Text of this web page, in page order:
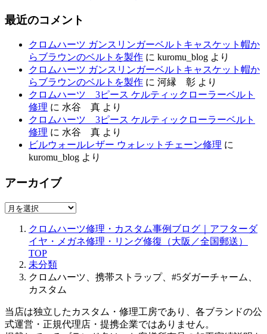
最近のコメント
クロムハーツ ガンスリンガーベルトキャスケット帽か
らブラウンのベルトを製作 に kuromu_blog より
クロムハーツ ガンスリンガーベルトキャスケット帽か
らブラウンのベルトを製作 に 河縁 彰 より
クロムハーツ 3ピース ケルティックローラーベルト
修理 に 水谷 真 より
クロムハーツ 3ピース ケルティックローラーベルト
修理 に 水谷 真 より
ビルウォールレザー ウォレットチェーン修理 に
kuromu_blog より
アーカイブ
ア
クロムハーツ修理・カスタム事例ブログ｜アフターダ
イヤ・メガネ修理・リング修復（大阪／全国郵送）
TOP
未分類
クロムハーツ、携帯ストラップ、#5ダガーチャーム、
カスタム
当店は独立したカスタム・修理工房であり、各ブランドの公
式運営・正規代理店・提携企業ではありません。